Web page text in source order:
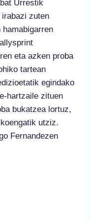
Urrestik
irabazi zuten
eta azken proba
tartean
egindako
hartzaile zituen
bukatzea lortuz,
utziz.
Fernandezen